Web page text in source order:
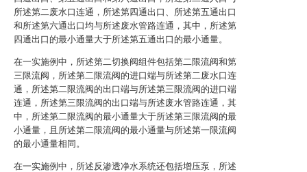
所述第二废水口连通，所述第四通出口、所述第五通出口
和所述第六通出口均与所述废水管路连通，其中，所述第
四通出口的最小通量大于所述第五通出口的最小通量。
在一实施例中，所述第二切换阀组件包括第二限流阀和第
三限流阀，所述第二限流阀的进口端与所述第二废水口连
通，所述第二限流阀的出口端与所述第三限流阀的进口端
连通，所述第三限流阀的出口端与所述废水管路连通，其
中，所述第二限流阀的最小通量大于所述第三限流阀的最
小通量，且所述第二限流阀的最小通量与所述第一限流阀
的最小通量相同。
在一实施例中，所述反渗透净水系统还包括增压泵，所述